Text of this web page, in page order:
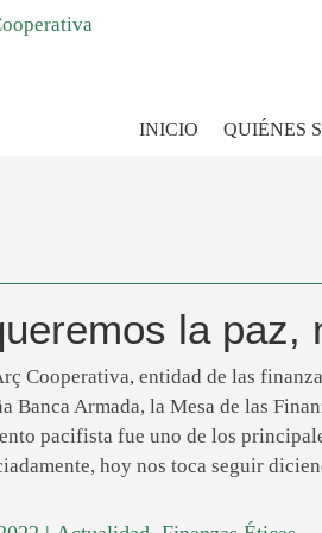
INICIO QUIÉNES
la paz,
Cooperativa, entidad de las
Banca Armada, la Mesa de las
pacifista fue uno de los
hoy nos toca seguir